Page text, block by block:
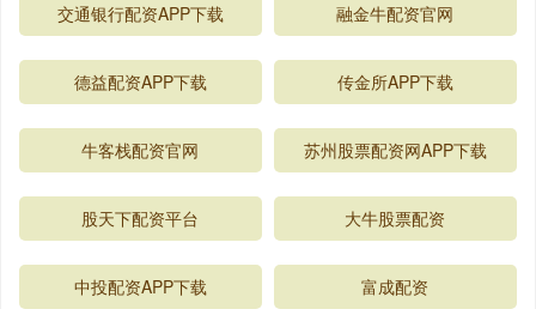
交通银行配资APP下载 融金牛配资官网
德益配资APP下载 传金所APP下载
牛客栈配资官网 苏州股票配资网APP下载
股天下配资平台 大牛股票配资
中投配资APP下载 富成配资